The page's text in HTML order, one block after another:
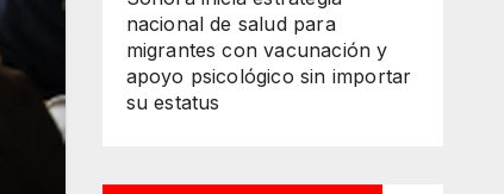
nacional de salud para
migrantes con vacunación y
apoyo psicológico sin importar
su estatus